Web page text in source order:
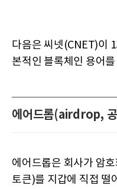
다음은 씨넷(CNET)이
본적인 블록체인 용어
에어드롭(airdrop,
에어드롭은 회사가 암
토큰)를 지갑에 직접 떨